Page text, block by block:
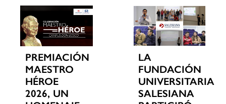
PREMIACIÓN
MAESTRO
HÉROE
2026, UN
LA
FUNDACIÓN
UNIVERSITARIA
SALESIANA